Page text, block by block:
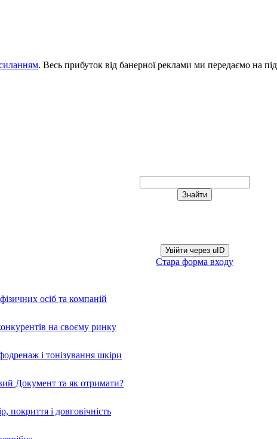
. Весь прибуток від банерної реклами ми передаємо на
Увійти через uID
Стара форма входу
осіб та компаній
на своєму ринку
і тонізування шкіри
Документ та як отримати?
покриття і довговічність